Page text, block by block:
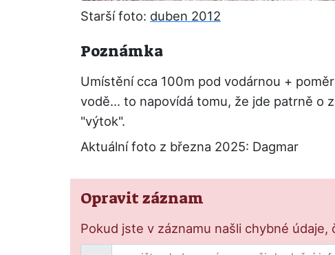
Starší foto: duben 2012
Poznámka
Umístění cca 100m pod vodárnou +
vodě... to napovídá tomu, že jde patrně o
"výtok".
Aktuální foto z března 2025: Dagmar
Opravit záznam
Pokud jste v záznamu našli chybné